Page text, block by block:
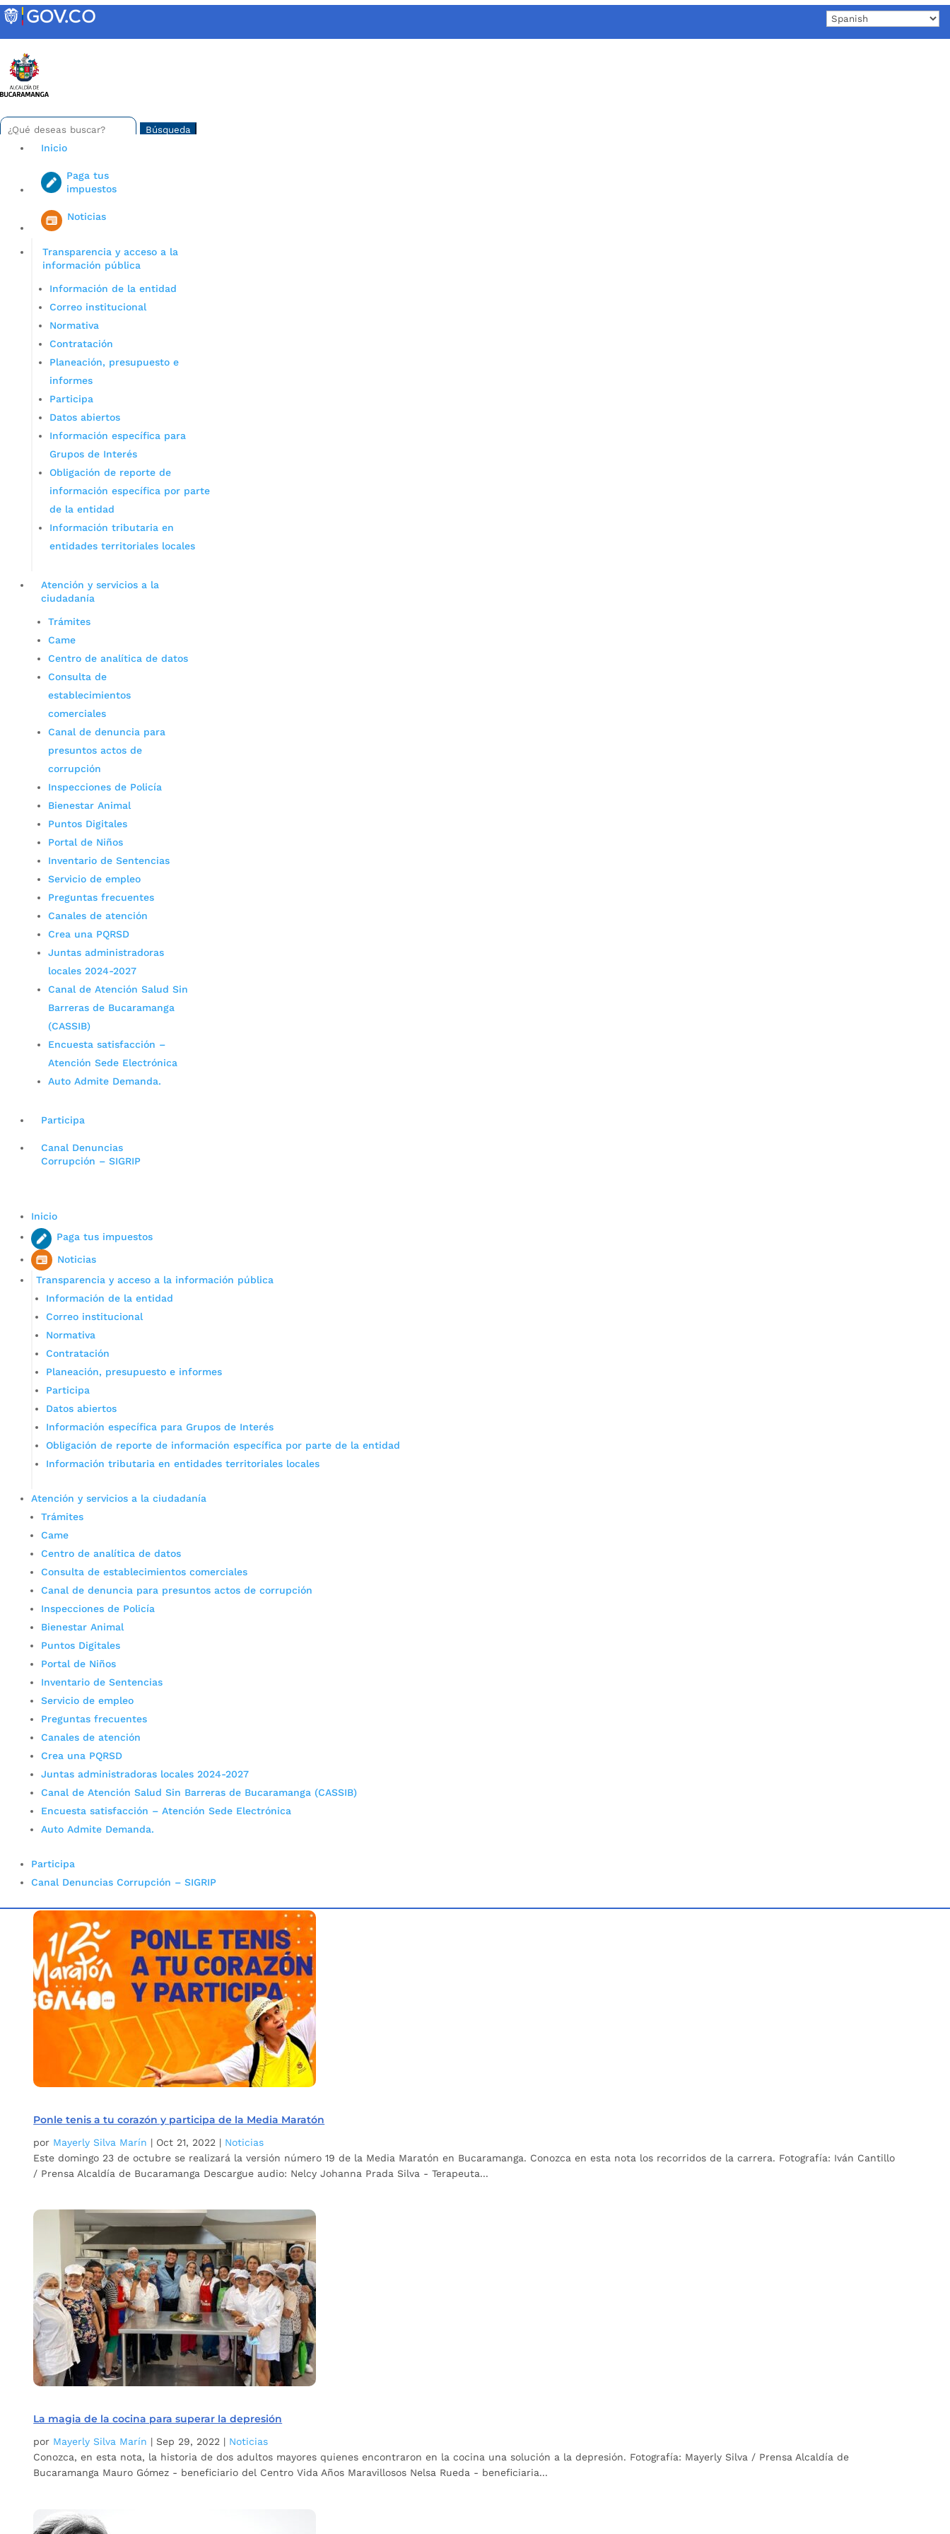
Skip
to
Buscar:
Search
for...
Iniciar sesión en gov co
Inicio
Paga tus
impuestos
Noticias
Transparencia y acceso a la
información pública
Información de la entidad
Correo institucional
Normativa
Contratación
Planeación, presupuesto e
informes
Participa
Datos abiertos
Información específica para
Grupos de Interés
Obligación de reporte de
información específica por parte
de la entidad
Información tributaria en
entidades territoriales locales
Atención y servicios a la
ciudadanía
Trámites
Came
Centro de analítica de datos
Consulta de
establecimientos
comerciales
Canal de denuncia para
presuntos actos de
corrupción
Inspecciones de Policía
Bienestar Animal
Puntos Digitales
Portal de Niños
Inventario de Sentencias
Servicio de empleo
Preguntas frecuentes
Canales de atención
Crea una PQRSD
Juntas administradoras
locales 2024-2027
Canal de Atención Salud Sin
Barreras de Bucaramanga
(CASSIB)
Encuesta satisfacción –
Atención Sede Electrónica
Auto Admite Demanda.
Participa
Canal Denuncias
Corrupción – SIGRIP
Inicio
Paga tus impuestos
Noticias
Transparencia y acceso a la información pública
Información de la entidad
Correo institucional
Normativa
Contratación
Planeación, presupuesto e informes
Participa
Datos abiertos
Información específica para Grupos de Interés
Obligación de reporte de información específica por parte de la entidad
Información tributaria en entidades territoriales locales
Atención y servicios a la ciudadanía
Trámites
Came
Centro de analítica de datos
Consulta de establecimientos comerciales
Canal de denuncia para presuntos actos de corrupción
Inspecciones de Policía
Bienestar Animal
Puntos Digitales
Portal de Niños
Inventario de Sentencias
Servicio de empleo
Preguntas frecuentes
Canales de atención
Crea una PQRSD
Juntas administradoras locales 2024-2027
Canal de Atención Salud Sin Barreras de Bucaramanga (CASSIB)
Encuesta satisfacción – Atención Sede Electrónica
Auto Admite Demanda.
Participa
Canal Denuncias Corrupción – SIGRIP
Inicio
Ponle tenis a tu corazón y participa de la Media Maratón
por Mayerly Silva Marín | Oct 21, 2022 | Noticias
Este domingo 23 de octubre se realizará la versión número 19 de la Media Maratón en Bucaramanga. Conozca en esta nota los recorridos de la carrera. Fotografía: Iván Cantillo
/ Prensa Alcaldía de Bucaramanga Descargue audio: Nelcy Johanna Prada Silva - Terapeuta...
La magia de la cocina para superar la depresión
por Mayerly Silva Marín | Sep 29, 2022 | Noticias
Conozca, en esta nota, la historia de dos adultos mayores quienes encontraron en la cocina una solución a la depresión. Fotografía: Mayerly Silva / Prensa Alcaldía de
Bucaramanga Mauro Gómez - beneficiario del Centro Vida Años Maravillosos Nelsa Rueda - beneficiaria...